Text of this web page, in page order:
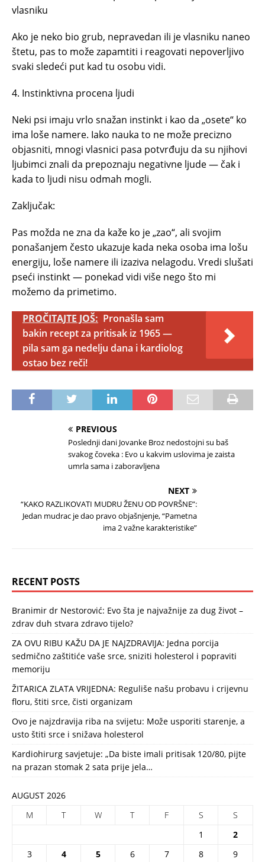
vlasniku
Ako je neko bio grub, nepravedan ili je vlasniku naneo
štetu, pas to može zapamtiti i reagovati nepoverljivo
svaki sledeći put kad tu osobu vidi.
4. Instinktivna procena ljudi
Neki psi imaju vrlo snažan instinkt i kao da „osete“ ko
ima loše namere. Iako nauka to ne može precizno
objasniti, mnogi vlasnici pasa potvrđuju da su njihovi
ljubimci znali da prepoznaju negativne ljude — čak i
kada to ljudi nisu odmah mogli.
Zaključak:
Pas možda ne zna da kaže ko je „zao“, ali svojim
ponašanjem često ukazuje kada neka osoba ima lošu
energiju, loše namere ili izaziva nelagodu. Vredi slušati
pseći instinkt — ponekad vidi više nego što mi
možemo da primetimo.
PROČITAJTE JOŠ: Pronašla sam
bakin recept za pritisak iz 1965 —
pila sam ga nedelju dana i kardiolog
ostao bez reči!
PREVIOUS
Poslednji dani Jovanke Broz nedostojni su baš
svakog čoveka : Evo u kakvim uslovima je zaista
umrla sama i zaboravljena
NEXT
“KAKO RAZLIKOVATI MUDRU ŽENU OD POVRŠNE”:
Jedan mudrac je dao pravo objašnjenje, “Pametna
ima 2 važne karakteristike”
RECENT POSTS
Branimir dr Nestorović: Evo šta je najvažnije za dug život –
zdrav duh stvara zdravo tijelo?
ZA OVU RIBU KAŽU DA JE NAJZDRAVIJA: Jedna porcija
sedmično zaštitiće vaše srce, sniziti holesterol i popraviti
memoriju
ŽITARICA ZLATA VRIJEDNA: Reguliše našu probavu i crijevnu
floru, štiti srce, čisti organizam
Ovo je najzdravija riba na svijetu: Može usporiti starenje, a
usto štiti srce i snižava holesterol
Kardiohirurg savjetuje: „Da biste imali pritisak 120/80, pijte
na prazan stomak 2 sata prije jela…
AUGUST 2026
M
T W T F S
S
1
2
3
4 5 6 7 8 9